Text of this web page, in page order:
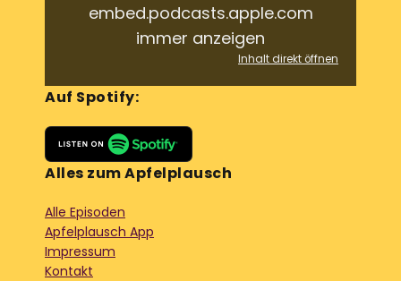
embed.podcasts.apple.com
immer anzeigen
Inhalt direkt öffnen
Auf Spotify:
Alles zum Apfelplausch
Alle Episoden
Apfelplausch App
Impressum
Kontakt